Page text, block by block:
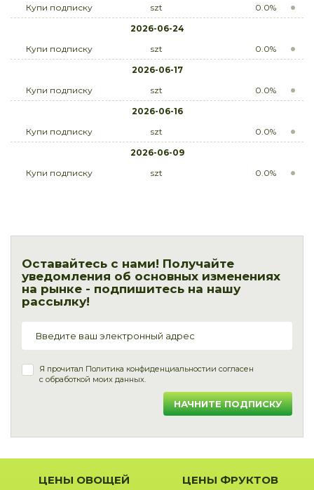
Купи подписку
szt
0.0%
2026-06-24
Купи подписку
szt
0.0%
2026-06-17
Купи подписку
szt
0.0%
2026-06-16
Купи подписку
szt
0.0%
2026-06-09
Купи подписку
szt 0.0%
Оставайтесь с нами! Получайте
уведомления об основных изменениях
на рынке - подпишитесь на нашу
рассылку!
Я прочитал Политика конфиденциальностии согласен
с обработкой моих данных.
НАЧНИТЕ ПОДПИСКУ
ЦЕНЫ ОВОЩЕЙ ЦЕНЫ ФРУКТОВ